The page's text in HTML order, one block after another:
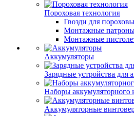
Пороховая технология
Гвозди для
Монтажные
Монтажные
Аккумуляторы
Зарядные устройства для
Наборы аккумуляторного
Аккумуляторные